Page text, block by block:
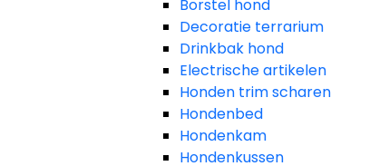
Borstel hond
Decoratie terrarium
Drinkbak hond
Electrische artikelen
Honden trim scharen
Hondenbed
Hondenkam
Hondenkussen